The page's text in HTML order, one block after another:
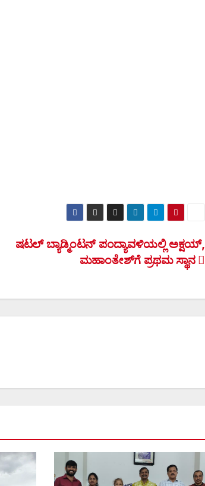
ಷಟಲ್ ಬ್ಯಾಡ್ಮಿಂಟನ್ ಪಂದ್ಯಾವಳಿಯಲ್ಲಿ ಅಕ್ಷಯ್,
ಮಹಾಂತೇಶ್‌ಗೆ ಪ್ರಥಮ ಸ್ಥಾನ